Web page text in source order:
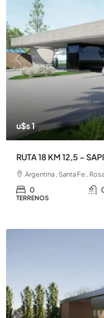
u$s 1
RUTA 18 KM 12,5 –
Argentina , Santa Fe ,
0
TERRENOS